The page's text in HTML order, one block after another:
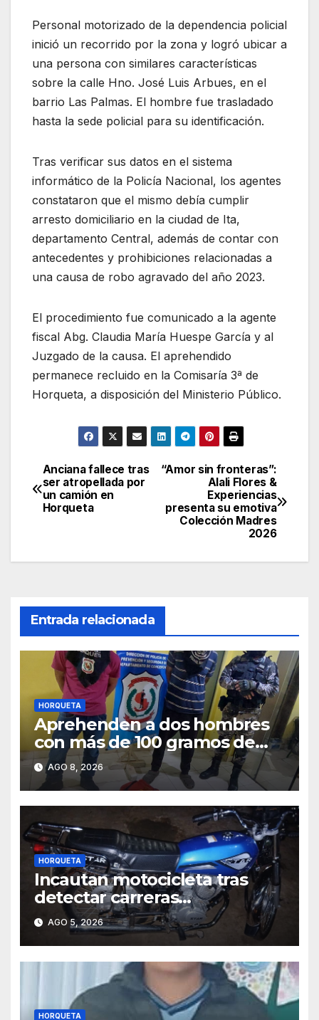
Personal motorizado de la dependencia policial
inició un recorrido por la zona y logró ubicar a
una persona con similares características
sobre la calle Hno. José Luis Arbues, en el
barrio Las Palmas. El hombre fue trasladado
hasta la sede policial para su identificación.
Tras verificar sus datos en el sistema
informático de la Policía Nacional, los agentes
constataron que el mismo debía cumplir
arresto domiciliario en la ciudad de Ita,
departamento Central, además de contar con
antecedentes y prohibiciones relacionadas a
una causa de robo agravado del año 2023.
El procedimiento fue comunicado a la agente
fiscal Abg. Claudia María Huespe García y al
Juzgado de la causa. El aprehendido
permanece recluido en la Comisaría 3ª de
Horqueta, a disposición del Ministerio Público.
Navegación
de
“Amor sin fronteras”:
Alali Flores &
Experiencias
presenta su emotiva
Colección Madres
2026
Anciana fallece tras
ser atropellada por
un camión en
Horqueta
Entrada relacionada
HORQUETA
Aprehenden a dos hombres
con más de 100 gramos de
supuesta marihuana en
Horqueta
AGO 8, 2026
HORQUETA
Incautan motocicleta tras
detectar carreras
clandestinas y maniobras
peligrosas en Horqueta
AGO 5, 2026
HORQUETA